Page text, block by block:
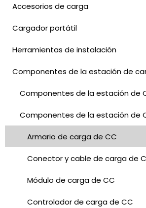
Accesorios de carga
Cargador portátil
Herramientas de instalación
Componentes de la estación de
Componentes de la estación de
Componentes de la estación de
Armario de carga de CC
Conector y cable de carga de
Módulo de carga de CC
Controlador de carga de CC